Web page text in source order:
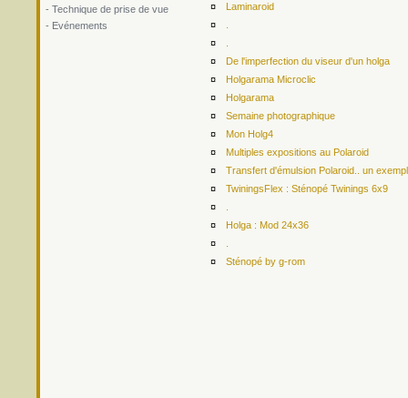
- Technique de prise de vue
- Evénements
¤
Laminaroid
¤
¤
¤
De l'imperfection du viseur d'un holga
¤
Holgarama Microclic
¤
Holgarama
¤
Semaine photographique
¤
Mon Holg4
¤
Multiples expositions au Polaroid
¤
Transfert d'émulsion Polaroid.. un
¤
TwiningsFlex : Sténopé Twinings 6x9
¤
¤
Holga : Mod 24x36
¤
¤
Sténopé by g-rom